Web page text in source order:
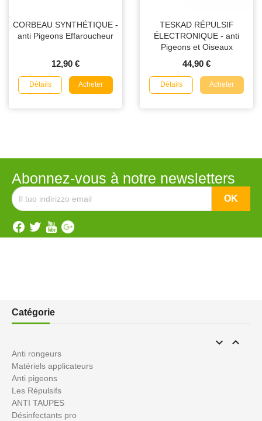
CORBEAU SYNTHÉTIQUE -
anti Pigeons Effaroucheur
12,90 €
Détails Acheter
TESKAD RÉPULSIF
ÉLECTRONIQUE - anti
Pigeons et Oiseaux
44,90 €
Détails Acheter
Abonnez-vous à notre newsletters
Catégorie
 
Anti rongeurs
Matériels applicateurs
Anti pigeons
Les Répulsifs
ANTI TAUPES
Désinfectants pro